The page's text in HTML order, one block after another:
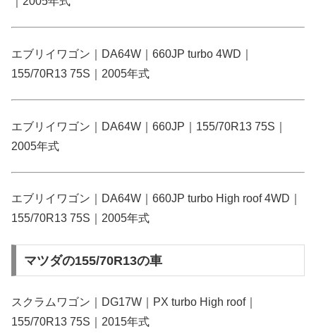
エブリイワゴン｜DA64W｜660JP turbo 4WD｜
155/70R13 75S｜2005年式
エブリイワゴン｜DA64W｜660JP｜155/70R13 75S｜
2005年式
エブリイワゴン｜DA64W｜660JP turbo High roof 4WD｜
155/70R13 75S｜2005年式
マツダの155/70R13の車
スクラムワゴン｜DG17W｜PX turbo High roof｜
155/70R13 75S｜2015年式